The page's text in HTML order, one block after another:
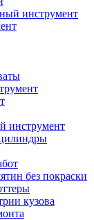
инструмент
инструмент
без покраски
кузова